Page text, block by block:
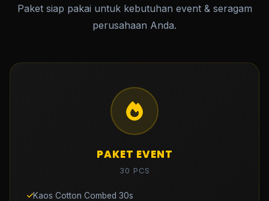
Paket siap pakai untuk kebutuhan event & seragam
perusahaan Anda.
PAKET EVENT
30 PCS
Kaos Cotton Combed 30s